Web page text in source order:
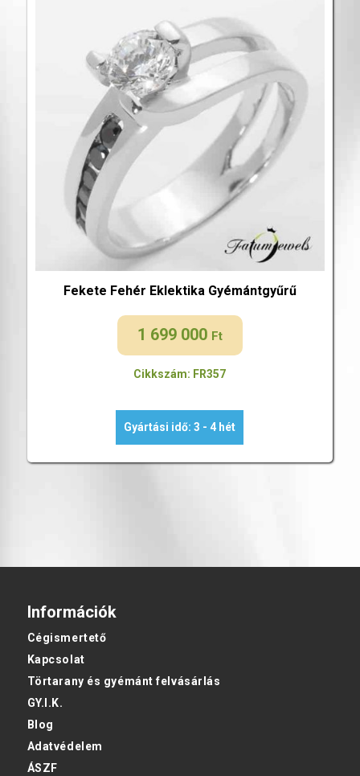
Fekete Fehér Eklektika Gyémántgyűrű
1 699 000 Ft
Cikkszám: FR357
Gyártási idő: 3 - 4 hét
Információk
Cégismertető
Kapcsolat
Törtarany és gyémánt felvásárlás
GY.I.K.
Blog
Adatvédelem
ÁSZF